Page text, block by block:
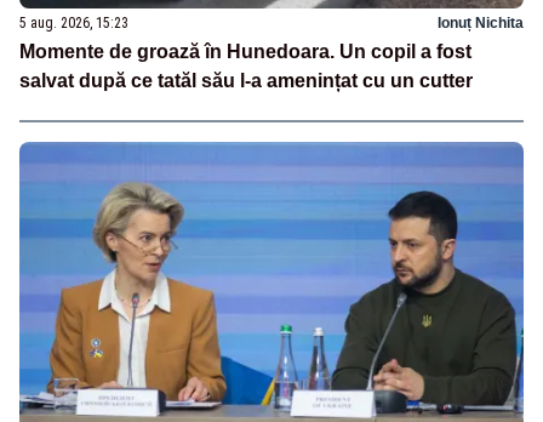
5 aug. 2026, 15:23 Ionuț Nichita
Momente de groază în Hunedoara. Un copil a fost
salvat după ce tatăl său l-a amenințat cu un cutter